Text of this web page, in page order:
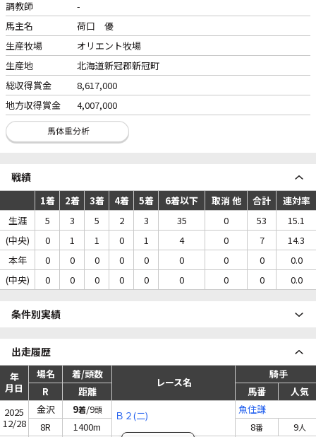
調教師
-
馬主名
荷口 優
生産牧場
オリエント牧場
生産地
北海道新冠郡新冠町
総収得賞金
8,617,000
地方収得賞金
4,007,000
戦績
1着 2着 3着 4着 5着 6着以下 取消 他 合計
連対率
生涯
5 3 5 2 3 35 0 53
15.1
(中央)
0 1 1 0 1 4 0 7
14.3
本年
0 0 0 0 0 0 0 0
0.0
(中央)
0 0 0 0 0 0 0 0 0.0
条件別実績
出走履歴
年
月日
場名 着/頭数
レース名
騎手
R
距離 馬番
人気
2025
12/28
金沢 9着/9頭 Ｂ２(二)
魚住謙
8R
1400m 8番 9人